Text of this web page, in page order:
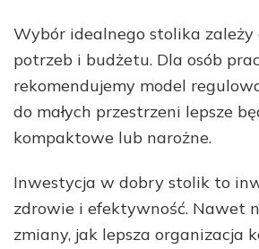
Wybór idealnego stolika
potrzeb i budżetu. Dla osób
rekomendujemy model
do małych przestrzeni lepsze
kompaktowe lub narożne.
Inwestycja w dobry stolik to
zdrowie i efektywność. Nawet
zmiany, jak lepsza organizacja